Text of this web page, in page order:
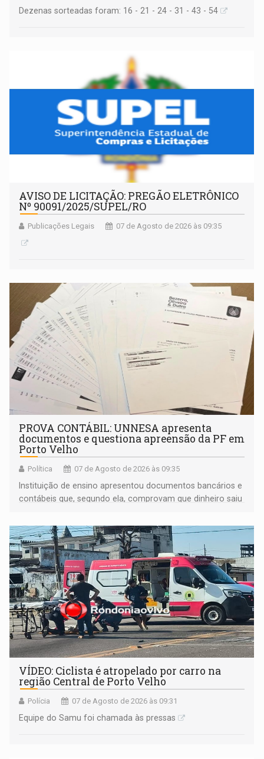
Dezenas sorteadas foram: 16 - 21 - 24 - 31 - 43 - 54
AVISO DE LICITAÇÃO: PREGÃO ELETRÔNICO
Nº 90091/2025/SUPEL/RO
Publicações Legais 07 de Agosto de 2026 às 09:35
PROVA CONTÁBIL: UNNESA apresenta
documentos e questiona apreensão da PF em
Porto Velho
Política 07 de Agosto de 2026 às 09:35
Instituição de ensino apresentou documentos bancários e
contábeis que, segundo ela, comprovam que dinheiro saiu
apreendido quando já estava dentro da sede da entidade
— em pleno ano eleitoral em Rondônia
VÍDEO: Ciclista é atropelado por carro na
região Central de Porto Velho
Polícia 07 de Agosto de 2026 às 09:31
Equipe do Samu foi chamada às pressas